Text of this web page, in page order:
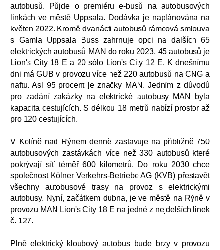
autobusů. Půjde o premiéru e-busů na autobusových
linkách ve městě Uppsala. Dodávka je naplánována na
květen 2022. Kromě dvanácti autobusů rámcová smlouva
s Gamla Uppsala Buss zahrnuje opci na dalších 65
elektrických autobusů MAN do roku 2023, 45 autobusů je
Lion's City 18 E a 20 sólo Lion's City 12 E. K dnešnímu
dni má GUB v provozu více než 220 autobusů na CNG a
naftu. Asi 95 procent je značky MAN. Jedním z důvodů
pro zadání zakázky na elektrické autobusy MAN byla
kapacita cestujících. S délkou 18 metrů nabízí prostor až
pro 120 cestujících.
V Kolíně nad Rýnem denně zastavuje na přibližně 750
autobusových zastávkách více než 330 autobusů které
pokrývají síť téměř 600 kilometrů. Do roku 2030 chce
společnost Kölner Verkehrs-Betriebe AG (KVB) přestavět
všechny autobusové trasy na provoz s elektrickými
autobusy. Nyní, začátkem dubna, je ve městě na Rýně v
provozu MAN Lion's City 18 E na jedné z nejdelších linek
č. 127.
Plně elektrický kloubový autobus bude brzy v provozu